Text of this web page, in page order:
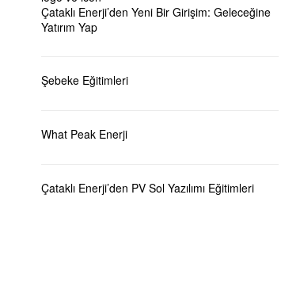
Çataklı Enerji’den Yeni Bir Girişim: Geleceğine
Yatırım Yap
Şebeke Eğitimleri
What Peak Enerji
Çataklı Enerji’den PV Sol Yazılımı Eğitimleri